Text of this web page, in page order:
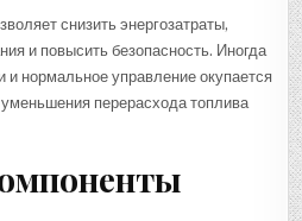
снизить энергозатраты,
и повысить безопасность. Иногда
и нормальное управление окупается
перерасхода топлива